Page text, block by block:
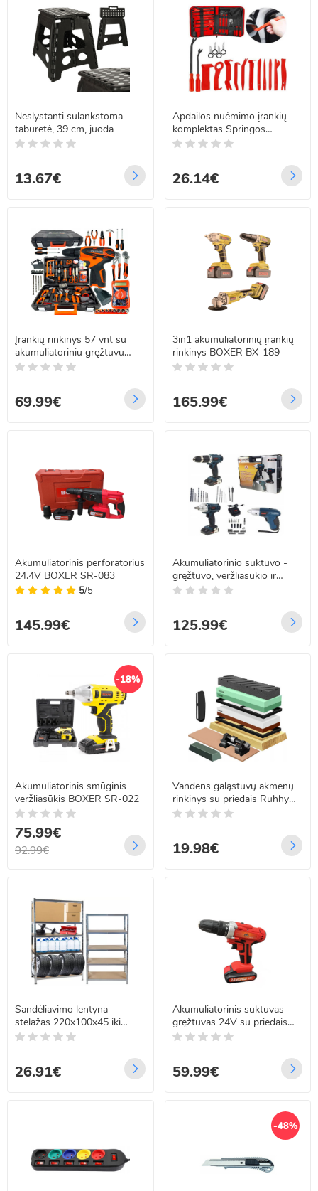
Neslystanti sulankstoma
taburetė, 39 cm, juoda
13.67€
Apdailos nuėmimo įrankių
komplektas Springos
GA2175
26.14€
Įrankių rinkinys 57 vnt su
akumuliatoriniu gręžtuvu
12V ONEX OX-650
69.99€
3in1 akumuliatorinių įrankių
rinkinys BOXER BX-189
165.99€
Akumuliatorinis perforatorius
24.4V BOXER SR-083
5/5
145.99€
Akumuliatorinio suktuvo -
gręžtuvo, veržliasukio ir
atsuktuvo rinkinys su
125.99€
-18%
Akumuliatorinis smūginis
veržliasūkis BOXER SR-022
75.99€
92.99€
Vandens galąstuvų akmenų
rinkinys su priedais Ruhhy
23763
19.98€
Sandėliavimo lentyna -
stelažas 220x100x45 iki
875kg
26.91€
Akumuliatorinis suktuvas -
gręžtuvas 24V su priedais
MEISTER MS-727
59.99€
-48%